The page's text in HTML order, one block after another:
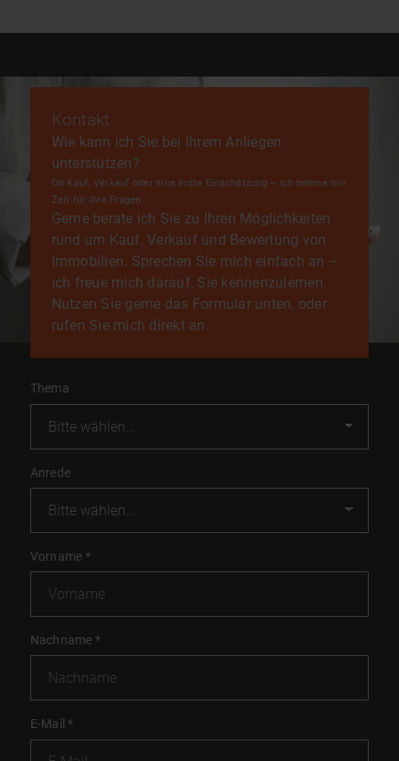
Kontakt
Wie kann ich Sie bei Ihrem Anliegen
unterstützen?
Ob Kauf, Verkauf oder eine erste Einschätzung – ich nehme mir
Zeit für Ihre Fragen.
Gerne berate ich Sie zu Ihren Möglichkeiten
rund um Kauf, Verkauf und Bewertung von
Immobilien. Sprechen Sie mich einfach an –
ich freue mich darauf, Sie kennenzulernen.
Nutzen Sie gerne das Formular unten, oder
rufen Sie mich direkt an.
Thema
Anrede
Vorname *
Nachname *
E-Mail*